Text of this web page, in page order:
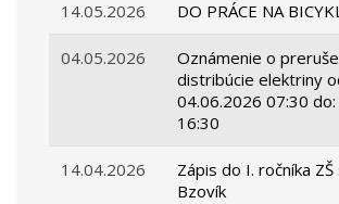
14.05.2026 DO PRÁCE NA
04.05.2026
Oznámenie o
distribúcie elektriny
04.06.2026 07:30
16:30
14.04.2026
Zápis do I. ročníka ZŠ
Bzovík